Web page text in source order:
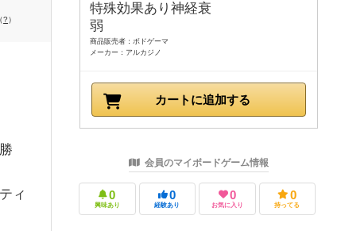
（?）
ィ
特殊効果あり神経衰
弱
商品販売者：ボドゲーマ
メーカー：アルカジノ
カートに追加する
会員のマイボードゲーム情報
0
興味あり
0
経験あり
0
お気に入り
0
持ってる